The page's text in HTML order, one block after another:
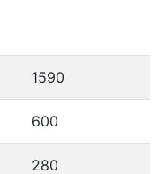
1590
600
280